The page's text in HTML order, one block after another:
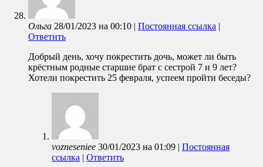
Ольга 28/01/2023 на 00:10 | Постоянная ссылка |
Ответить
Добрый день, хочу покрестить дочь, может ли быть
крёстным родные старшие брат с сестрой 7 и 9 лет?
Хотели покрестить 25 февраля, успеем пройти беседы?
vozneseniee 30/01/2023 на 01:09 | Постоянная
ссылка | Ответить